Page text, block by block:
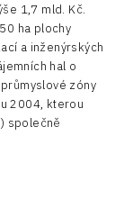
1,7 mld. Kč.
ha plochy
a inženýrských
hal o
zóny
2004, kterou
společně